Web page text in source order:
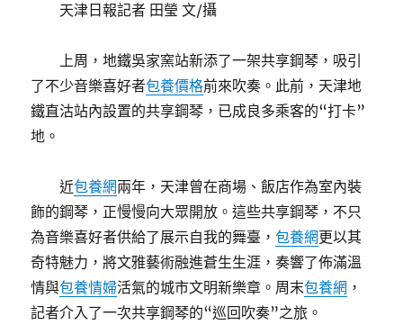
天津日報記者 田瑩 文/攝
上周，地鐵吳家窯站新添了一架共享鋼琴，吸引
了不少音樂喜好者包養價格前來吹奏。此前，天津地
鐵直沽站內設置的共享鋼琴，已成良多乘客的“打卡”
地。
近包養網兩年，天津曾在商場、飯店作為室內裝
飾的鋼琴，正慢慢向大眾開放。這些共享鋼琴，不只
為音樂喜好者供給了展示自我的舞臺，包養網更以其
奇特魅力，將文雅藝術融進蒼生生涯，奏響了佈滿溫
情與包養情婦活氣的城市文明新樂章。周末包養網 ，
記者介入了一次共享鋼琴的“巡回吹奏”之旅。